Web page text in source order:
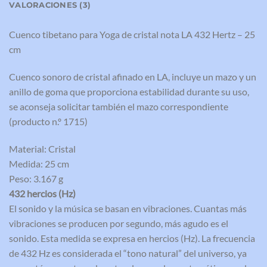
VALORACIONES (3)
Cuenco tibetano para Yoga de cristal nota LA 432 Hertz – 25
cm
Cuenco sonoro de cristal afinado en LA, incluye un mazo y un
anillo de goma que proporciona estabilidad durante su uso,
se aconseja solicitar también el mazo correspondiente
(producto n.º 1715)
Material: Cristal
Medida: 25 cm
Peso: 3.167 g
432 hercios (Hz)
El sonido y la música se basan en vibraciones. Cuantas más
vibraciones se producen por segundo, más agudo es el
sonido. Esta medida se expresa en hercios (Hz). La frecuencia
de 432 Hz es considerada el “tono natural” del universo, ya